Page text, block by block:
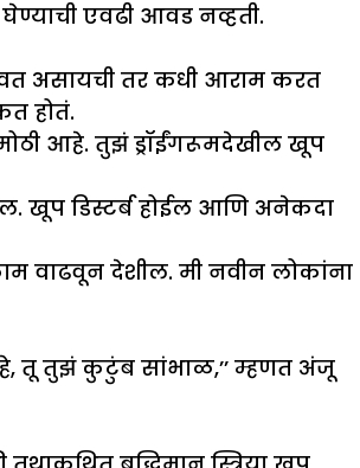
एवढी आवड नव्हती.
असायची तर कधी आराम करत
होतं.
आहे. तुझं ड्रॉईंगरूमदेखील खूप
खूप डिस्टर्ब होईल आणि अनेकदा
वाढवून देशील. मी नवीन लोकांना
तू तुझं कुटुंब सांभाळ,’’ म्हणत अंजू